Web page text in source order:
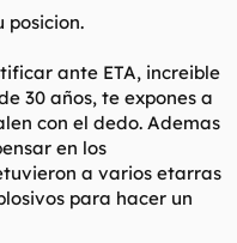
posicion.
ante ETA, increible
30 años, te expones a
con el dedo. Ademas
en los
a varios etarras
para hacer un